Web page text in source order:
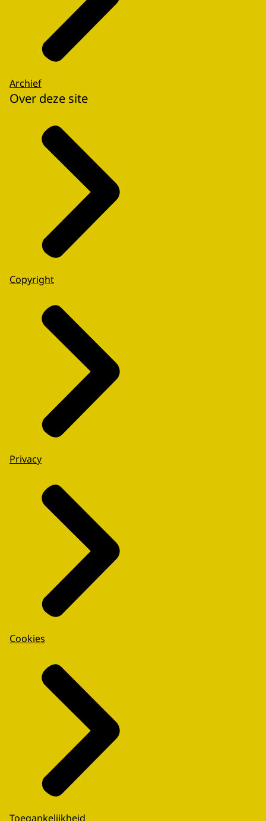
Archief
Over deze site
Copyright
Privacy
Cookies
Toegankelijkheid